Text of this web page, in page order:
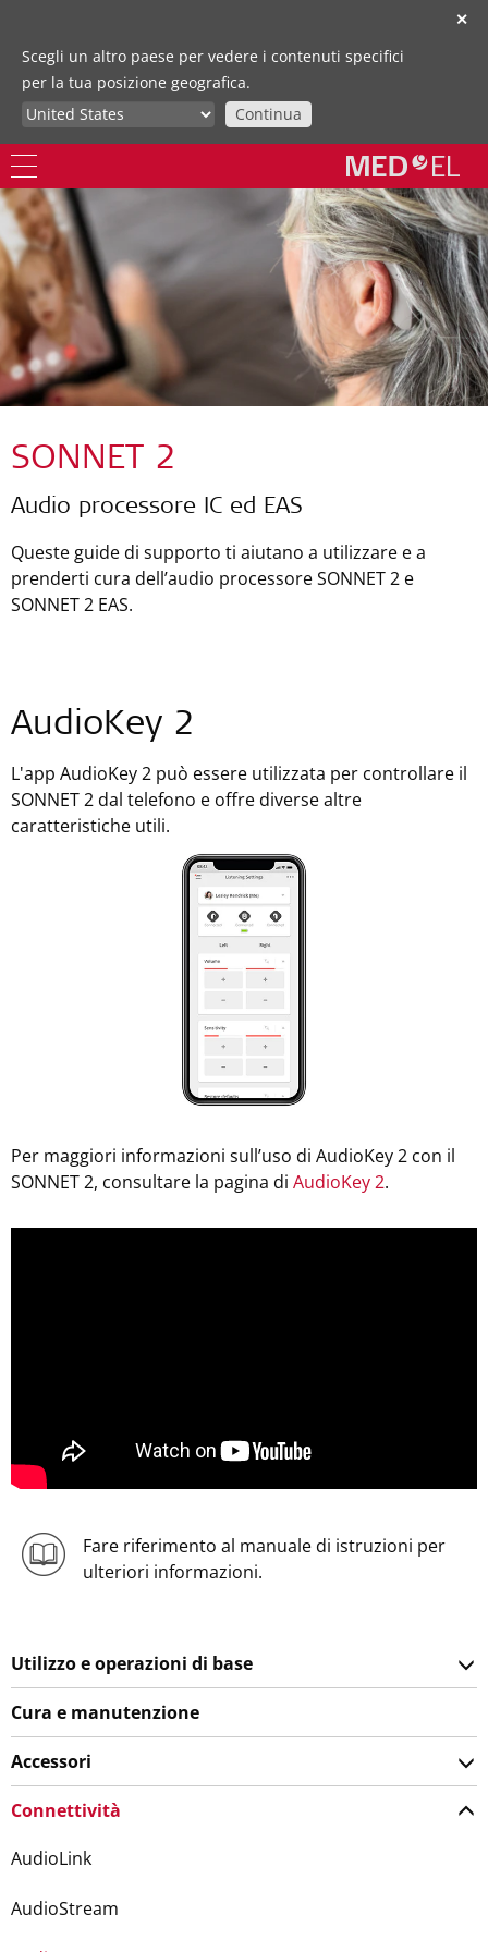
✕
Scegli un altro paese per vedere i contenuti specifici
per la tua posizione geografica.
Continua
SONNET 2
Audio processore IC ed EAS
Queste guide di supporto ti aiutano a utilizzare e a
prenderti cura dell’audio processore SONNET 2 e
SONNET 2 EAS.
AudioKey 2
L'app AudioKey 2 può essere utilizzata per controllare il
SONNET 2 dal telefono e offre diverse altre
caratteristiche utili.
Per maggiori informazioni sull’uso di AudioKey 2 con il
SONNET 2, consultare la pagina di AudioKey 2.
Fare riferimento al manuale di istruzioni per
ulteriori informazioni.
Utilizzo e operazioni di base
Cura e manutenzione
Accessori
Connettività
AudioLink
AudioStream